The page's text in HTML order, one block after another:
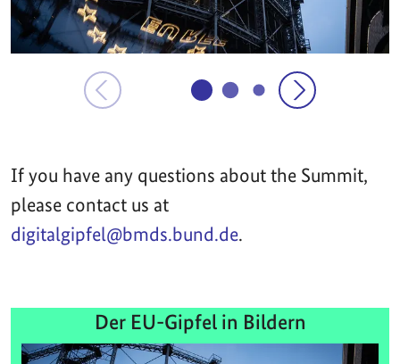
If you have any questions about the Summit,
please contact us at
digitalgipfel@bmds.bund.de.
Der EU-Gipfel in Bildern